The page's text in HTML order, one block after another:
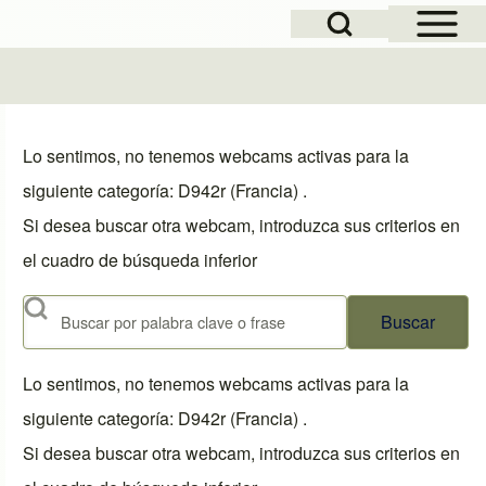
Open Sidebar
Open Search Block
Lo sentimos, no tenemos webcams activas para la
siguiente categoría: D942r (Francia) .
Si desea buscar otra webcam, introduzca sus criterios en
el cuadro de búsqueda inferior
Buscar
Lo sentimos, no tenemos webcams activas para la
siguiente categoría: D942r (Francia) .
Si desea buscar otra webcam, introduzca sus criterios en